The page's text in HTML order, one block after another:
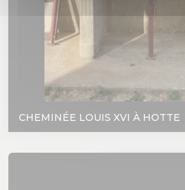
CHEMINÉE LOUIS XVI À HOTTE